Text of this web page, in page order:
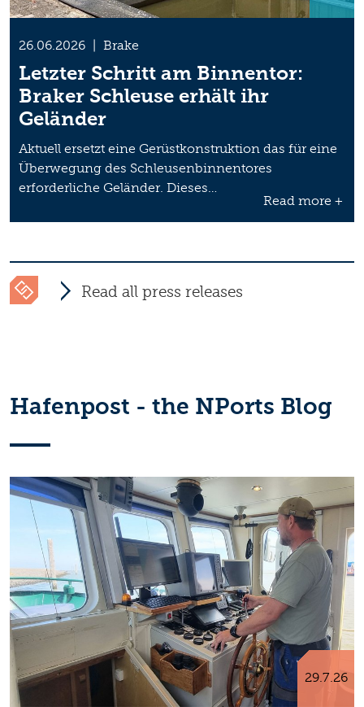
26.06.2026 | Brake
Letzter Schritt am Binnentor:
Braker Schleuse erhält ihr
Geländer
Aktuell ersetzt eine Gerüstkonstruktion das für eine
Überwegung des Schleusenbinnentores
erforderliche Geländer. Dieses…
Read more +
Read all press releases
Hafenpost - the NPorts Blog
29.7.26